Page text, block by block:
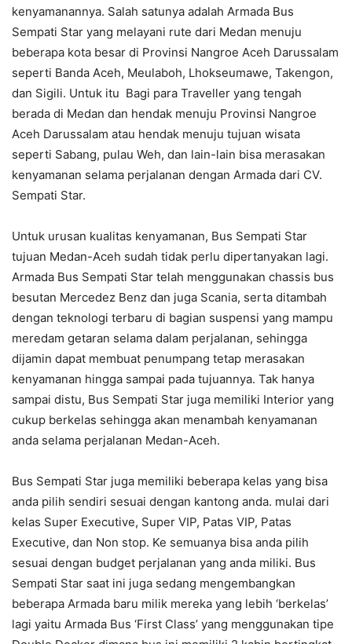
kenyamanannya. Salah satunya adalah Armada Bus
Sempati Star yang melayani rute dari Medan menuju
beberapa kota besar di Provinsi Nangroe Aceh Darussalam
seperti Banda Aceh, Meulaboh, Lhokseumawe, Takengon,
dan Sigili. Untuk itu Bagi para Traveller yang tengah
berada di Medan dan hendak menuju Provinsi Nangroe
Aceh Darussalam atau hendak menuju tujuan wisata
seperti Sabang, pulau Weh, dan lain-lain bisa merasakan
kenyamanan selama perjalanan dengan Armada dari CV.
Sempati Star.
Untuk urusan kualitas kenyamanan, Bus Sempati Star
tujuan Medan-Aceh sudah tidak perlu dipertanyakan lagi.
Armada Bus Sempati Star telah menggunakan chassis bus
besutan Mercedez Benz dan juga Scania, serta ditambah
dengan teknologi terbaru di bagian suspensi yang mampu
meredam getaran selama dalam perjalanan, sehingga
dijamin dapat membuat penumpang tetap merasakan
kenyamanan hingga sampai pada tujuannya. Tak hanya
sampai distu, Bus Sempati Star juga memiliki Interior yang
cukup berkelas sehingga akan menambah kenyamanan
anda selama perjalanan Medan-Aceh.
Bus Sempati Star juga memiliki beberapa kelas yang bisa
anda pilih sendiri sesuai dengan kantong anda. mulai dari
kelas Super Executive, Super VIP, Patas VIP, Patas
Executive, dan Non stop. Ke semuanya bisa anda pilih
sesuai dengan budget perjalanan yang anda miliki. Bus
Sempati Star saat ini juga sedang mengembangkan
beberapa Armada baru milik mereka yang lebih ‘berkelas’
lagi yaitu Armada Bus ‘First Class’ yang menggunakan tipe